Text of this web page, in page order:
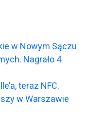
w Nowym Sączu
Nagrało 4
teraz NFC.
w Warszawie